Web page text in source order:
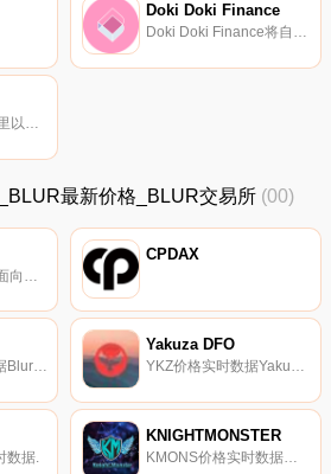
Doki Doki Finance
Doki Doki Finance将自己描述为DeFi生态系统项目.
如果你想知道在哪里以当前价格购买Dogeon,目前交易{Dogeon]股票的顶级加密货币交易所是Trader Joe（雪崩）。您可以在我们的加密货币交易所页面上找到其他列表。Dogeon是我们的第一款Play to Earn游戏,这是一个为任何人带来欢乐和收入的项目.
最新价格_BLUR交易所 (00)
CPDAX
BLUR价格实时数据Blur网络（BLUR）将自己描述为一个以隐私为中心的对等网络,建立在隐私与集中不兼容的前提下。Blur利用一个隐藏交易参与者和金额的私人独立区块链,实现了在透明账本（如比特币）上不可能实现的一定程度的隐私.
Yakuza DFO
YKZ价格实时数据Yakuza DAO提供了一个基于DFO平台的社区驱动代币,用于产量农业。
数据.
KNIGHTMONSTER
KMONS价格实时数据骑士怪物-一个由区块链驱动的创新元宇宙游戏平台。